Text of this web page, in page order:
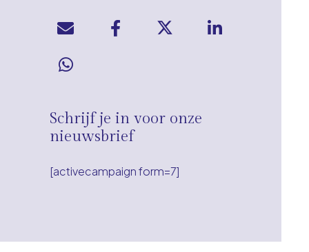
Schrijf je in voor onze
nieuwsbrief
[activecampaign form=7]